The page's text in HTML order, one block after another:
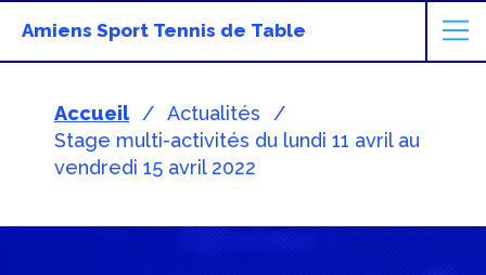
Amiens Sport Tennis de Table
Accueil
Actualités
Stage multi-activités du lundi 11 avril au
vendredi 15 avril 2022